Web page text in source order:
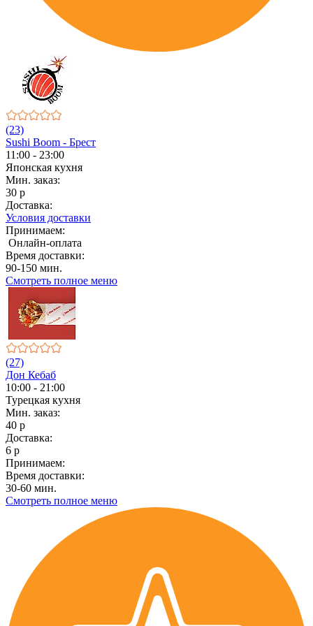
(23)
Sushi Boom - Брест
11:00 - 23:00
Японская кухня
Мин. заказ:
30 р
Доставка:
Условия доставки
Принимаем:
Онлайн-оплата
Время доставки:
90-150 мин.
Смотреть полное меню
(27)
Дон Кебаб
10:00 - 21:00
Турецкая кухня
Мин. заказ:
40 р
Доставка:
6 р
Принимаем:
Время доставки:
30-60 мин.
Смотреть полное меню